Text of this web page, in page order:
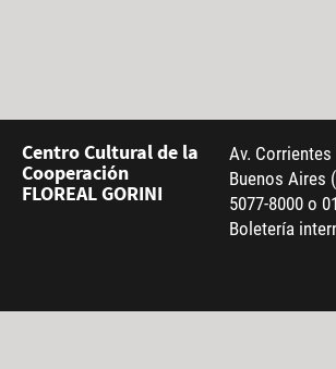
Centro Cultural de la
Cooperación
FLOREAL GORINI
Av. Corrientes
Buenos Aires
5077-8000 o
Boletería